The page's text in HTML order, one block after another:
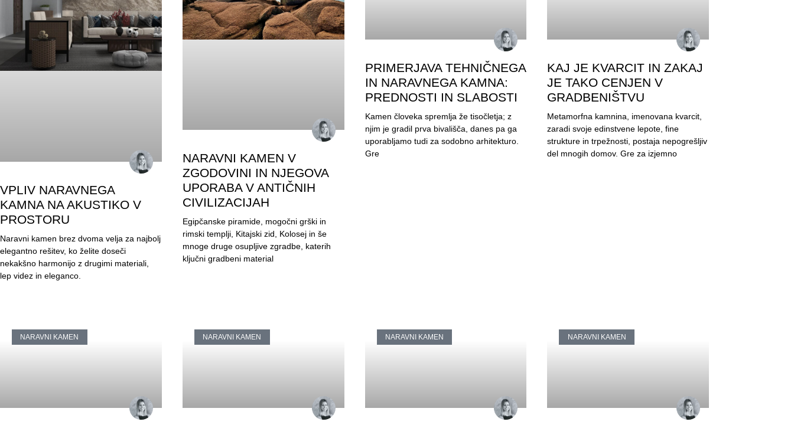
VPLIV NARAVNEGA
KAMNA NA AKUSTIKO V
PROSTORU
Naravni kamen brez dvoma velja za najbolj
elegantno rešitev, ko želite doseči
nekakšno harmonijo z drugimi materiali,
lep videz in eleganco.
NARAVNI KAMEN V
ZGODOVINI IN NJEGOVA
UPORABA V ANTIČNIH
CIVILIZACIJAH
Egipčanske piramide, mogočni grški in
rimski templji, Kitajski zid, Kolosej in še
mnoge druge osupljive zgradbe, katerih
ključni gradbeni material
PRIMERJAVA TEHNIČNEGA
IN NARAVNEGA KAMNA:
PREDNOSTI IN SLABOSTI
Kamen človeka spremlja že tisočletja; z
njim je gradil prva bivališča, danes pa ga
uporabljamo tudi za sodobno arhitekturo.
Gre
KAJ JE KVARCIT IN ZAKAJ
JE TAKO CENJEN V
GRADBENIŠTVU
Metamorfna kamnina, imenovana kvarcit,
zaradi svoje edinstvene lepote, fine
strukture in trpežnosti, postaja nepogrešljiv
del mnogih domov. Gre za izjemno
NARAVNI KAMEN NARAVNI KAMEN NARAVNI KAMEN NARAVNI KAMEN